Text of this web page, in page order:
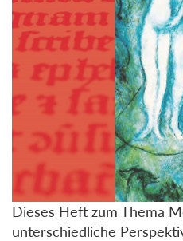
Dieses Heft zum Thema
unterschiedliche